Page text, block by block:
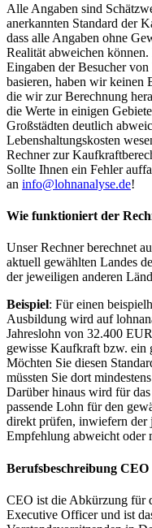
Alle Angaben sind
anerkannten Standard der
dass alle Angaben ohne
Realität abweichen
Eingaben der Besucher
basieren, haben wir keinen
die wir zur Berechnung
die Werte in einigen
Großstädten deutlich
Lebenshaltungskosten
Rechner zur
Sollte Ihnen ein Fehler
an info@lohnanalyse.de!
Wie funktioniert der
Unser Rechner berechnet
aktuell gewählten Landes
der jeweiligen anderen
Beispiel: Für einen
Ausbildung wird auf
Jahreslohn von 32.400
gewisse Kaufkraft bzw. ein
Möchten Sie diesen
müssten Sie dort
Darüber hinaus wird für
passende Lohn für den
direkt prüfen, inwiefern der
Empfehlung abweicht oder
Berufsbeschreibung CEO
CEO ist die Abkürzung für
Executive Officer und ist